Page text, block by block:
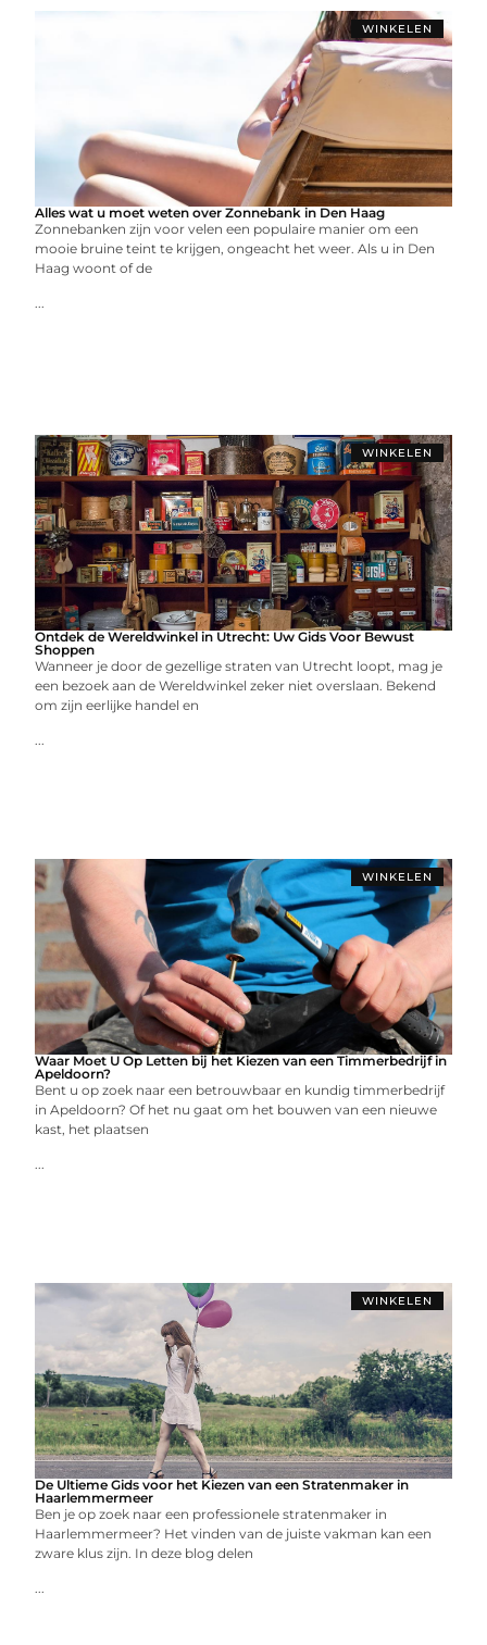
WINKELEN
Alles wat u moet weten over Zonnebank in Den Haag
Zonnebanken zijn voor velen een populaire manier om een
mooie bruine teint te krijgen, ongeacht het weer. Als u in Den
Haag woont of de
...
WINKELEN
Ontdek de Wereldwinkel in Utrecht: Uw Gids Voor Bewust
Shoppen
Wanneer je door de gezellige straten van Utrecht loopt, mag je
een bezoek aan de Wereldwinkel zeker niet overslaan. Bekend
om zijn eerlijke handel en
...
WINKELEN
Waar Moet U Op Letten bij het Kiezen van een Timmerbedrijf in
Apeldoorn?
Bent u op zoek naar een betrouwbaar en kundig timmerbedrijf
in Apeldoorn? Of het nu gaat om het bouwen van een nieuwe
kast, het plaatsen
...
WINKELEN
De Ultieme Gids voor het Kiezen van een Stratenmaker in
Haarlemmermeer
Ben je op zoek naar een professionele stratenmaker in
Haarlemmermeer? Het vinden van de juiste vakman kan een
zware klus zijn. In deze blog delen
...